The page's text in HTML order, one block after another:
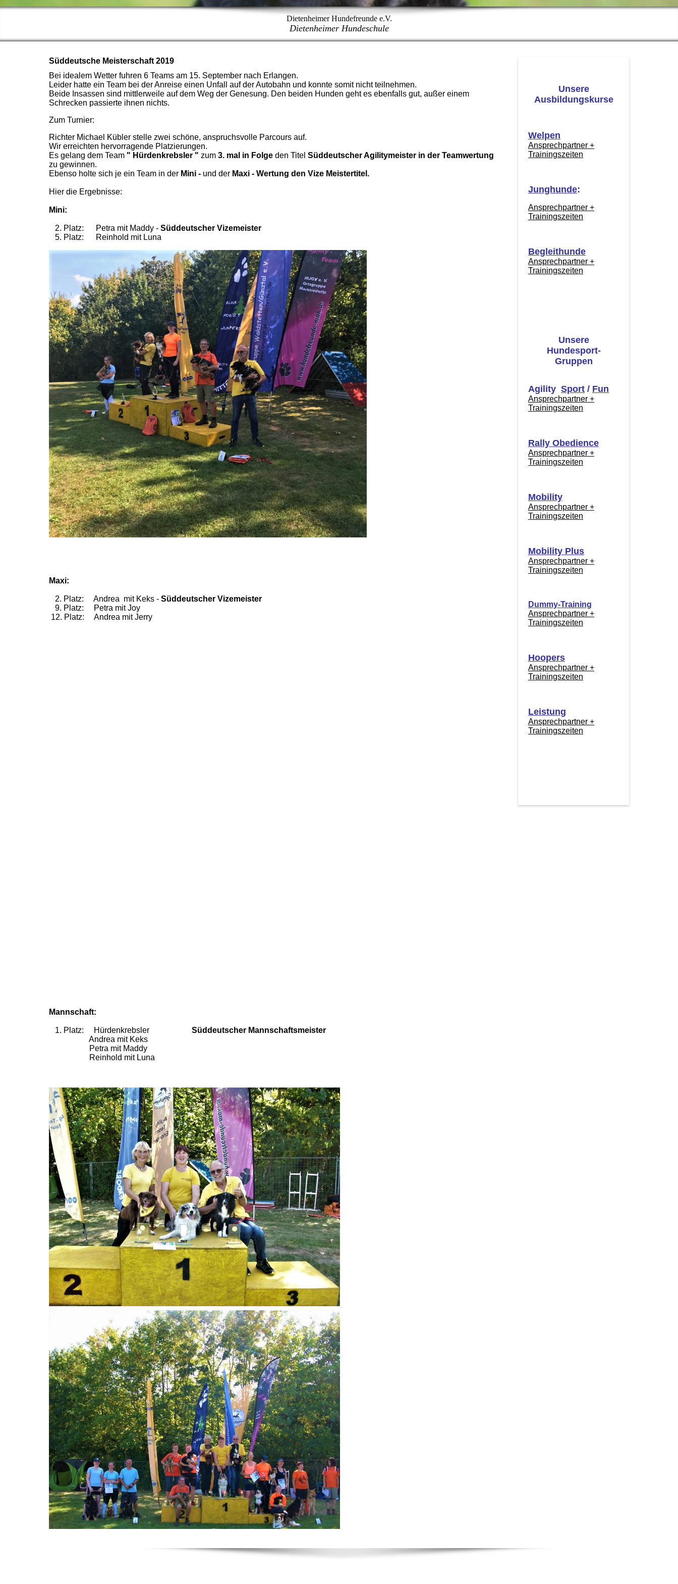
Dietenheimer Hundefreunde e.V.
Dietenheimer Hundeschule
Süddeutsche Meisterschaft 2019
Bei idealem Wetter fuhren 6 Teams am 15. September nach Erlangen.
Leider hatte ein Team bei der Anreise einen Unfall auf der Autobahn und konnte somit nicht teilnehmen.
Beide Insassen sind mittlerweile auf dem Weg der Genesung. Den beiden Hunden geht es ebenfalls gut, außer einem
Schrecken passierte ihnen nichts.
Zum Turnier:
Richter Michael Kübler stelle zwei schöne, anspruchsvolle Parcours auf.
Wir erreichten hervorragende Platzierungen.
Es gelang dem Team " Hürdenkrebsler " zum 3. mal in Folge den Titel Süddeutscher Agilitymeister in der Teamwertung
zu gewinnen.
Ebenso holte sich je ein Team in der Mini - und der Maxi - Wertung den Vize Meistertitel.
Hier die Ergebnisse:
Mini:
2. Platz: Petra mit Maddy - Süddeutscher Vizemeister
5. Platz: Reinhold mit Luna
Maxi:
2. Platz: Andrea mit Keks - Süddeutscher Vizemeister
9. Platz: Petra mit Joy
12. Platz: Andrea mit Jerry
Mannschaft:
1. Platz: Hürdenkrebsler Süddeutscher Mannschaftsmeister
Andrea mit Keks
Petra mit Maddy
Reinhold mit Luna
Unsere
Ausbildungskurse
Welpen
Ansprechpartner +
Trainingszeiten
Junghunde:
Ansprechpartner +
Trainingszeiten
Begleithunde
Ansprechpartner +
Trainingszeiten
Unsere
Hundesport-
Gruppen
Agility Sport / Fun
Ansprechpartner +
Trainingszeiten
Rally Obedience
Ansprechpartner +
Trainingszeiten
Mobility
Ansprechpartner +
Trainingszeiten
Mobility Plus
Ansprechpartner +
Trainingszeiten
Dummy-Training
Ansprechpartner +
Trainingszeiten
Hoopers
Ansprechpartner +
Trainingszeiten
Leistung
Ansprechpartner +
Trainingszeiten